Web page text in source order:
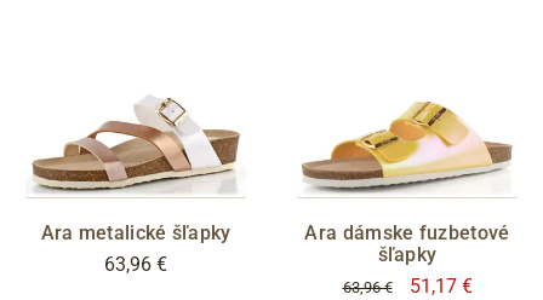
modrá zelená
olivová žlutá
Ara metalické šľapky
63,96 €
Ara dámske fuzbetové
šľapky
63,96 € 51,17 €